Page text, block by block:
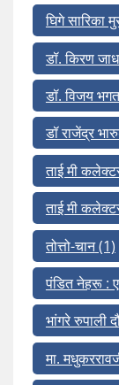
घिगे सारिका
डॉ. किरण
डॉ. विजय भगत
डॉ राजेंद्र
ताई मी
ताई मी
तोत्तो-चान(1)
पंडित नेहरू :
भांगरे रुपाली
मा.